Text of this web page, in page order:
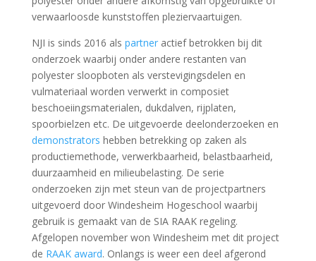
verwaarloosde kunststoffen pleziervaartuigen.
NJI is sinds 2016 als partneractief betrokken bij dit
onderzoek waarbij onder andere restanten van
polyester sloopboten als verstevigingsdelen en
vulmateriaal worden verwerkt in composiet
beschoeiingsmaterialen, dukdalven, rijplaten,
spoorbielzen etc. De uitgevoerde deelonderzoeken en
demonstrators hebben betrekking op zaken als
productiemethode, verwerkbaarheid, belastbaarheid,
duurzaamheid en milieubelasting. De serie
onderzoeken zijn met steun van de projectpartners
uitgevoerd door Windesheim Hogeschool waarbij
gebruik is gemaakt van de SIA RAAK regeling.
Afgelopen november won Windesheim met dit project
de RAAK award. Onlangs is weer een deel afgerond